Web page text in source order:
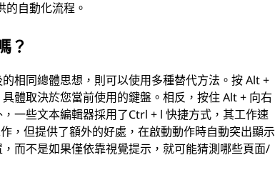
自動化流程。
？
相同總體思想，則可以使用多種替代方法。按 Alt +
體取決於您當前使用的鍵盤。相反，按住 Alt + 向右
一些文本編輯器採用了Ctrl + l 快捷方式，其工作速
，但提供了額外的好處，在啟動動作時自動突出顯示
而不是如果僅依靠視覺提示，就可能猜測哪些頁面/